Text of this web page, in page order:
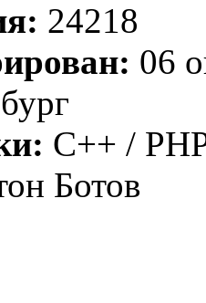
24218
06
C++ /
Ботов